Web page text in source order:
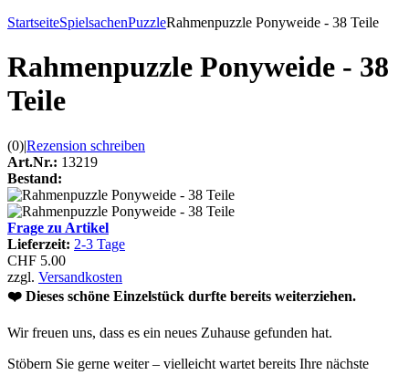
StartseiteSpielsachenPuzzleRahmenpuzzle Ponyweide - 38 Teile
Rahmenpuzzle Ponyweide - 38
Teile
(0)|Rezension schreiben
Art.Nr.: 13219
Bestand:
Frage zu Artikel
Lieferzeit: 2-3 Tage
CHF 5.00
zzgl. Versandkosten
❤️ Dieses schöne Einzelstück durfte bereits weiterziehen.
Wir freuen uns, dass es ein neues Zuhause gefunden hat.
Stöbern Sie gerne weiter – vielleicht wartet bereits Ihre nächste